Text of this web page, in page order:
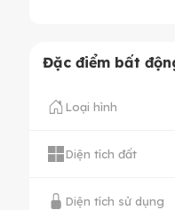
Đặc điểm bất
Loại hình
Diện tích đất
Diện tích sử dụng